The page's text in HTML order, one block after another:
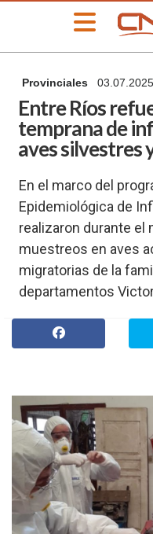
PORTADA
Deportes
Información
General
Nacionales
Policiales
Salud
Cultura
»
Economía
»
Provinciales
Entre Ríos
temprana de
aves silvestres
En el marco del
Epidemiológica de
realizaron durante el
muestreos en aves
migratorias de la
departamentos